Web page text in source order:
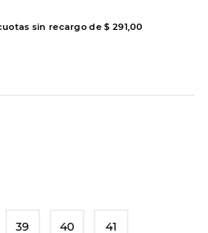
sin recargo de$ 291,00
39 40 41